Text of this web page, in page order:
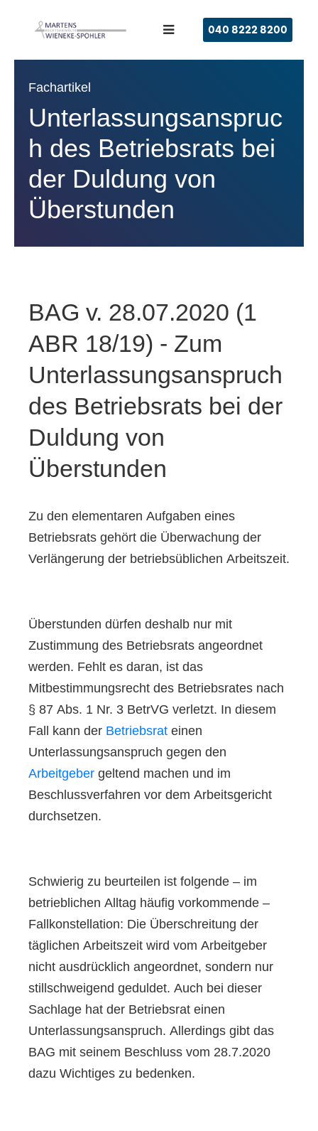
040 8222 8200
Fachartikel
Unterlassungsanspruc
h des Betriebsrats bei
der Duldung von
Überstunden
BAG v. 28.07.2020 (1
ABR 18/19) - Zum
Unterlassungsanspruch
des Betriebsrats bei der
Duldung von
Überstunden
Zu den elementaren Aufgaben eines
Betriebsrats gehört die Überwachung der
Verlängerung der betriebsüblichen Arbeitszeit.
Überstunden dürfen deshalb nur mit
Zustimmung des Betriebsrats angeordnet
werden. Fehlt es daran, ist das
Mitbestimmungsrecht des Betriebsrates nach
§ 87 Abs. 1 Nr. 3 BetrVG verletzt. In diesem
Fall kann der Betriebsrat einen
Unterlassungsanspruch gegen den
Arbeitgeber geltend machen und im
Beschlussverfahren vor dem Arbeitsgericht
durchsetzen.
Schwierig zu beurteilen ist folgende – im
betrieblichen Alltag häufig vorkommende –
Fallkonstellation: Die Überschreitung der
täglichen Arbeitszeit wird vom Arbeitgeber
nicht ausdrücklich angeordnet, sondern nur
stillschweigend geduldet. Auch bei dieser
Sachlage hat der Betriebsrat einen
Unterlassungsanspruch. Allerdings gibt das
BAG mit seinem Beschluss vom 28.7.2020
dazu Wichtiges zu bedenken.